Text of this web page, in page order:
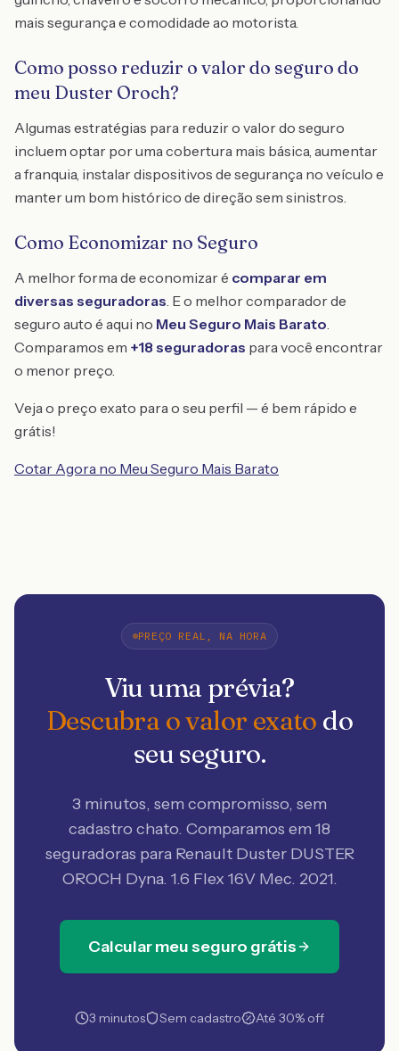
mais segurança e comodidade ao motorista.
Como posso reduzir o valor do seguro do
meu Duster Oroch?
Algumas estratégias para reduzir o valor do seguro
incluem optar por uma cobertura mais básica, aumentar
a franquia, instalar dispositivos de segurança no veículo e
manter um bom histórico de direção sem sinistros.
Como Economizar no Seguro
A melhor forma de economizar é comparar em
diversas seguradoras. E o melhor comparador de
seguro auto é aqui no Meu Seguro Mais Barato.
Comparamos em +18 seguradoras para você encontrar
o menor preço.
Veja o preço exato para o seu perfil — é bem rápido e
grátis!
Cotar Agora no Meu Seguro Mais Barato
PREÇO REAL, NA HORA
Viu uma prévia?
Descubra o valor exato do
seu seguro.
3 minutos, sem compromisso, sem
cadastro chato. Comparamos em 18
seguradoras para Renault Duster DUSTER
OROCH Dyna. 1.6 Flex 16V Mec. 2021.
Calcular meu seguro grátis
3 minutos Sem cadastro Até 30% off